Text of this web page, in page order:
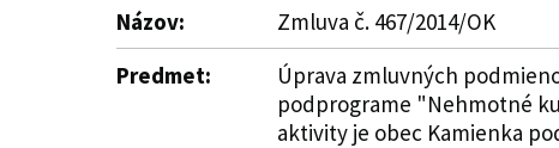
Názov:
Zmluva č. 467/2014/OK
Predmet:
Úprava zmluvných
podprograme "Nehmotné
aktivity je obec Kamienka